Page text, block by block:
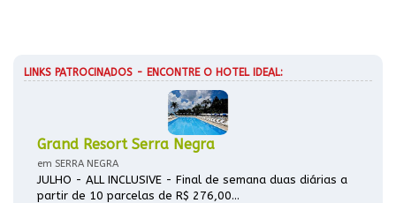
LINKS PATROCINADOS - ENCONTRE O HOTEL IDEAL:
Grand Resort Serra Negra
em SERRA NEGRA
JULHO - ALL INCLUSIVE - Final de semana duas diárias a
partir de 10 parcelas de R$ 276,00...